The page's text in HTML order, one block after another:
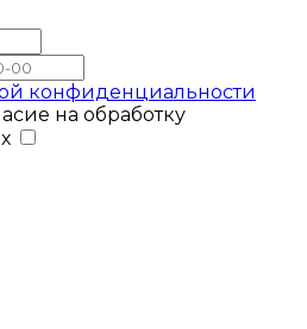
конфиденциальности
на обработку